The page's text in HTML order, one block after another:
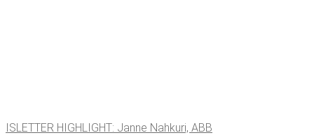
ISLET­TER HIGH­LIGHT: Jan­ne Nah­ku­ri, ABB